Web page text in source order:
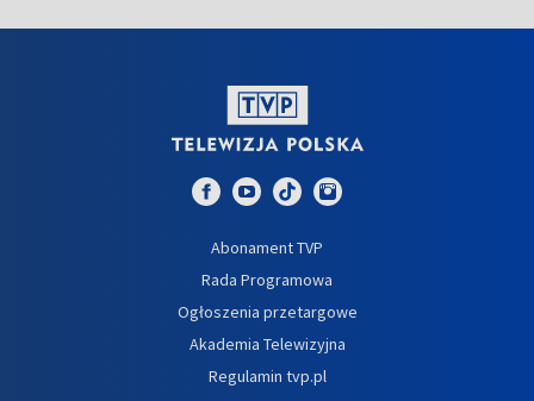
Abonament TVP
Rada Programowa
Ogłoszenia przetargowe
Akademia Telewizyjna
Regulamin tvp.pl